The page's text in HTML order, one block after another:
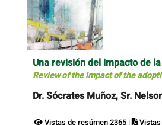
Una revisión del impacto de
Review of the impact of the
Dr. Sócrates Muñoz, Sr.
Vistas de resúmen 2365 | Vistas